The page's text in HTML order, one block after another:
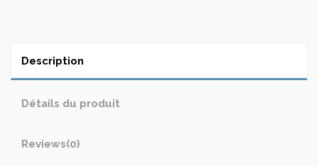
Description
Détails du produit
Reviews(0)